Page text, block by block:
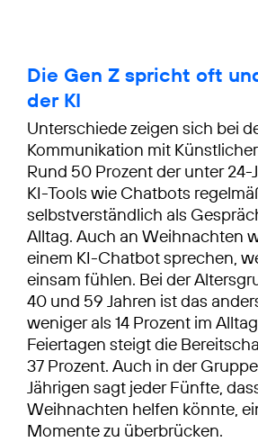
Die Gen Z spricht oft
der KI
Unterschiede zeigen sich bei
Kommunikation mit
Rund 50 Prozent der unter 24-
KI-Tools wie Chatbots
selbstverständlich als
Alltag. Auch an Weihnachten
einem KI-Chatbot sprechen,
einsam fühlen. Bei der
40 und 59 Jahren ist das
weniger als 14 Prozent im
Feiertagen steigt die
37 Prozent. Auch in der
Jährigen sagt jeder Fünfte,
Weihnachten helfen könnte,
Momente zu überbrücken.